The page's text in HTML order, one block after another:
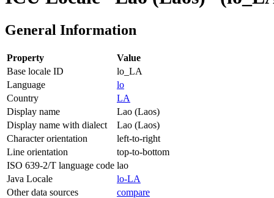
General Information
Property
Value
Base locale ID
lo_LA
Language
lo
Country
LA
Display name
Lao (Laos)
Display name with dialect
Lao (Laos)
Character orientation
left-to-right
Line orientation
top-to-bottom
ISO 639-2/T language code lao
Java Locale
lo-LA
Other data sources
compare